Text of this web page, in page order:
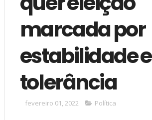
marcada por
estabilidade e
tolerância
fevereiro 01, 2022 Política